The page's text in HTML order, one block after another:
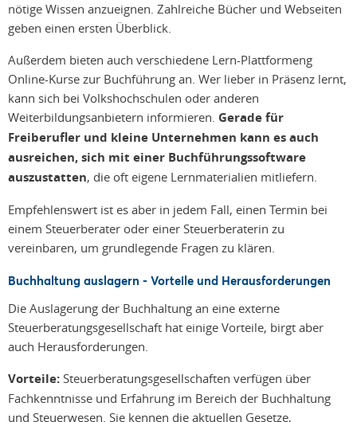
nötige Wissen anzueignen. Zahlreiche Bücher und Webseiten
geben einen ersten Überblick.
Außerdem bieten auch verschiedene Lern-Plattformeng
Online-Kurse zur Buchführung an. Wer lieber in Präsenz lernt,
kann sich bei Volkshochschulen oder anderen
Weiterbildungsanbietern informieren. Gerade für
Freiberufler und kleine Unternehmen kann es auch
ausreichen, sich mit einer Buchführungssoftware
auszustatten, die oft eigene Lernmaterialien mitliefern.
Empfehlenswert ist es aber in jedem Fall, einen Termin bei
einem Steuerberater oder einer Steuerberaterin zu
vereinbaren, um grundlegende Fragen zu klären.
Buchhaltung auslagern - Vorteile und Herausforderungen
Die Auslagerung der Buchhaltung an eine externe
Steuerberatungsgesellschaft hat einige Vorteile, birgt aber
auch Herausforderungen.
Vorteile: Steuerberatungsgesellschaften verfügen über
Fachkenntnisse und Erfahrung im Bereich der Buchhaltung
und Steuerwesen. Sie kennen die aktuellen Gesetze,